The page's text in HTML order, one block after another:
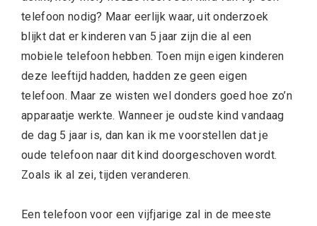
telefoon nodig? Maar eerlijk waar, uitonderzoek
blijkt dat er kinderen van 5 jaar zijn die al een
mobiele telefoon hebben. Toen mijn eigen kinderen
deze leeftijd hadden, hadden ze geen eigen
telefoon. Maar ze wisten wel donders goed hoe zo’n
apparaatje werkte. Wanneer je oudste kind vandaag
de dag 5 jaar is, dan kan ik me voorstellen dat je
oude telefoon naar dit kind doorgeschoven wordt.
Zoals ik al zei, tijden veranderen.
Een telefoon voor een vijfjarige zal in de meeste